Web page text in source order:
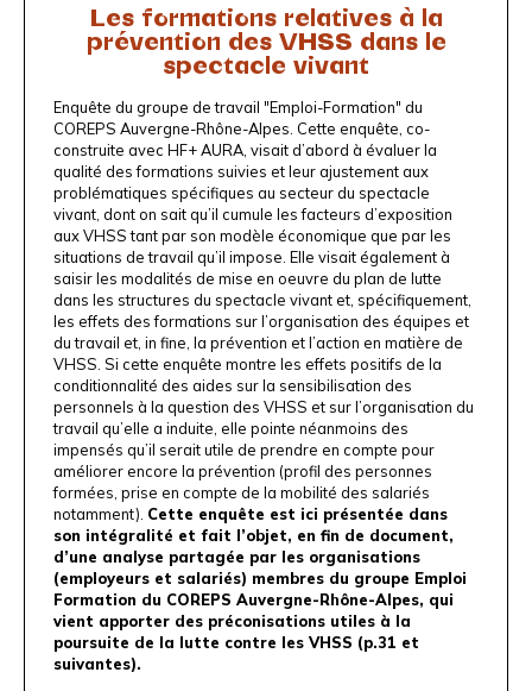
Les formations relatives à la
prévention des VHSS dans le
spectacle vivant
Enquête du groupe de travail "Emploi-Formation" du
COREPS Auvergne-Rhône-Alpes. Cette enquête, co-
construite avec HF+ AURA , visait d’abord à évaluer la
qualité des formations suivies et leur ajustement aux
problématiques spécifiques au secteur du spectacle
vivant, dont on sait qu’il cumule les facteurs d’exposition
aux VHSS tant par son modèle économique que par les
situations de travail qu’il impose. Elle visait également à
saisir les modalités de mise en oeuvre du plan de lutte
dans les structures du spectacle vivant et, spécifiquement,
les effets des formations sur l’organisation des équipes et
du travail et, in fine, la prévention et l’action en matière de
VHSS. Si cette enquête montre les effets positifs de la
conditionnalité des aides sur la sensibilisation des
personnels à la question des VHSS et sur l’organisation du
travail qu’elle a induite, elle pointe néanmoins des
impensés qu’il serait utile de prendre en compte pour
améliorer encore la prévention (profil des personnes
formées, prise en compte de la mobilité des salariés
notamment). Cette enquête est ici présentée dans
son intégralité et fait l’objet, en fin de document,
d’une analyse partagée par les organisations
(employeurs et salariés) membres du groupe Emploi
Formation du COREPS Auvergne-Rhône-Alpes, qui
vient apporter des préconisations utiles à la
poursuite de la lutte contre les VHSS (p.31 et
suivantes).